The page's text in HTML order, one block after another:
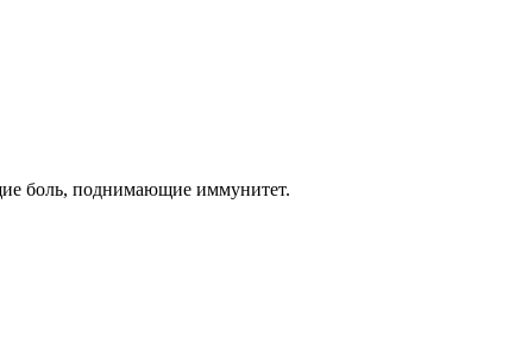
боль, поднимающие иммунитет.